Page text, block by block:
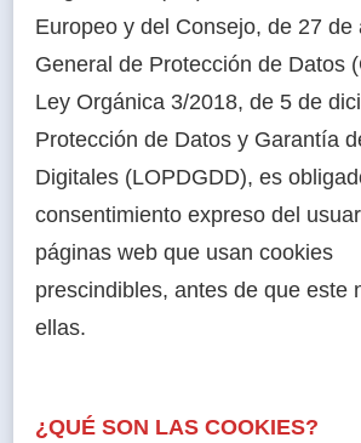
Europeo y del Consejo, de 27 de
General de Protección de Datos
Ley Orgánica 3/2018, de 5 de
Protección de Datos y Garantía
Digitales (LOPDGDD), es
consentimiento expreso del
páginas web que usan cookies
prescindibles, antes de que este
ellas.
¿QUÉ SON LAS COOKIES?